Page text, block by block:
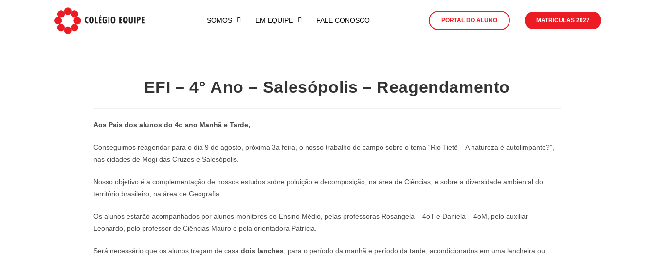
SOMOS EM EQUIPE FALE CONOSCO PORTAL DO ALUNO MATRÍCULAS 2027
EFI – 4° Ano – Salesópolis – Reagendamento
Aos Pais dos alunos do 4o ano Manhã e Tarde,
Conseguimos reagendar para o dia 9 de agosto, próxima 3a feira, o nosso trabalho de campo sobre o tema “Rio Tietê – A natureza é autolimpante?”,
nas cidades de Mogi das Cruzes e Salesópolis.
Nosso objetivo é a complementação de nossos estudos sobre poluição e decomposição, na área de Ciências, e sobre a diversidade ambiental do
território brasileiro, na área de Geografia.
Os alunos estarão acompanhados por alunos-monitores do Ensino Médio, pelas professoras Rosangela – 4oT e Daniela – 4oM, pelo auxiliar
Leonardo, pelo professor de Ciências Mauro e pela orientadora Patrícia.
Será necessário que os alunos tragam de casa dois lanches , para o período da manhã e período da tarde, acondicionados em uma lancheira ou